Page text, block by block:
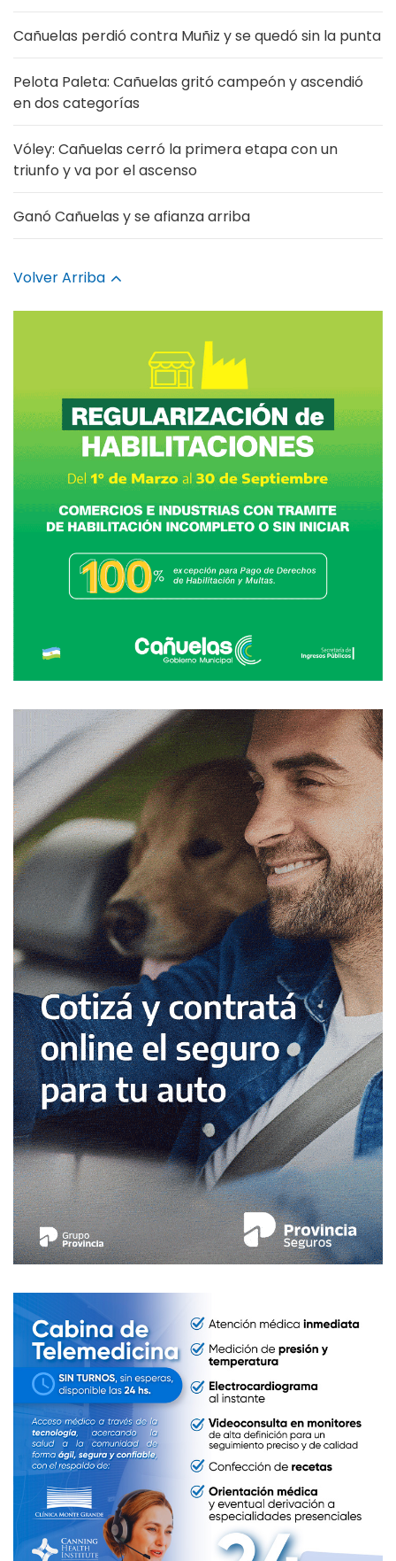
Cañuelas perdió contra Muñiz y se quedó sin la punta
Pelota Paleta: Cañuelas gritó campeón y ascendió
en dos categorías
Vóley: Cañuelas cerró la primera etapa con un
triunfo y va por el ascenso
Ganó Cañuelas y se afianza arriba
Volver Arriba